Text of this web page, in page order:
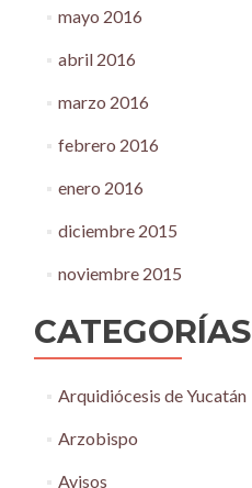
mayo 2016
abril 2016
marzo 2016
febrero 2016
enero 2016
diciembre 2015
noviembre 2015
CATEGORÍAS
Arquidiócesis de Yucatán
Arzobispo
Avisos